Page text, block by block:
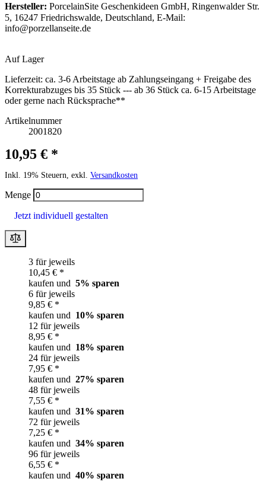
Hersteller: PorcelainSite Geschenkideen GmbH, Ringenwalder Str.
5, 16247 Friedrichswalde, Deutschland, E-Mail:
info@porzellanseite.de
Auf Lager
Lieferzeit: ca. 3-6 Arbeitstage ab Zahlungseingang + Freigabe des
Korrekturabzuges bis 35 Stück --- ab 36 Stück ca. 6-15 Arbeitstage
oder gerne nach Rücksprache**
Artikelnummer
2001820
10,95 € *
Inkl. 19% Steuern, exkl. Versandkosten
Menge
Jetzt individuell gestalten
3 für jeweils
10,45 € *
kaufen und 5% sparen
6 für jeweils
9,85 € *
kaufen und 10% sparen
12 für jeweils
8,95 € *
kaufen und 18% sparen
24 für jeweils
7,95 € *
kaufen und 27% sparen
48 für jeweils
7,55 € *
kaufen und 31% sparen
72 für jeweils
7,25 € *
kaufen und 34% sparen
96 für jeweils
6,55 € *
kaufen und 40% sparen